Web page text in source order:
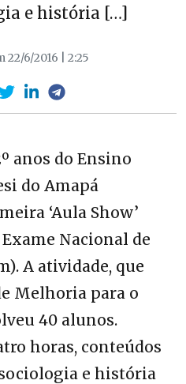
e história […]
22/6/2016 | 2:25
anos do Ensino
do Amapá
‘Aula Show’
Nacional de
A atividade, que
Melhoria para o
40 alunos.
horas, conteúdos
e história